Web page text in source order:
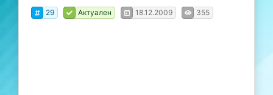
29 Актуален 18.12.2009 355